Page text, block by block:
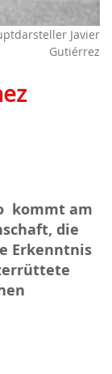
Javier
Gutiérrez
kommt am
die
Erkenntnis